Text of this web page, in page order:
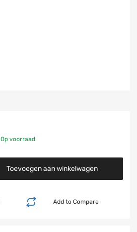
Op voorraad
Toevoegen aan winkelwagen
Add to Compare